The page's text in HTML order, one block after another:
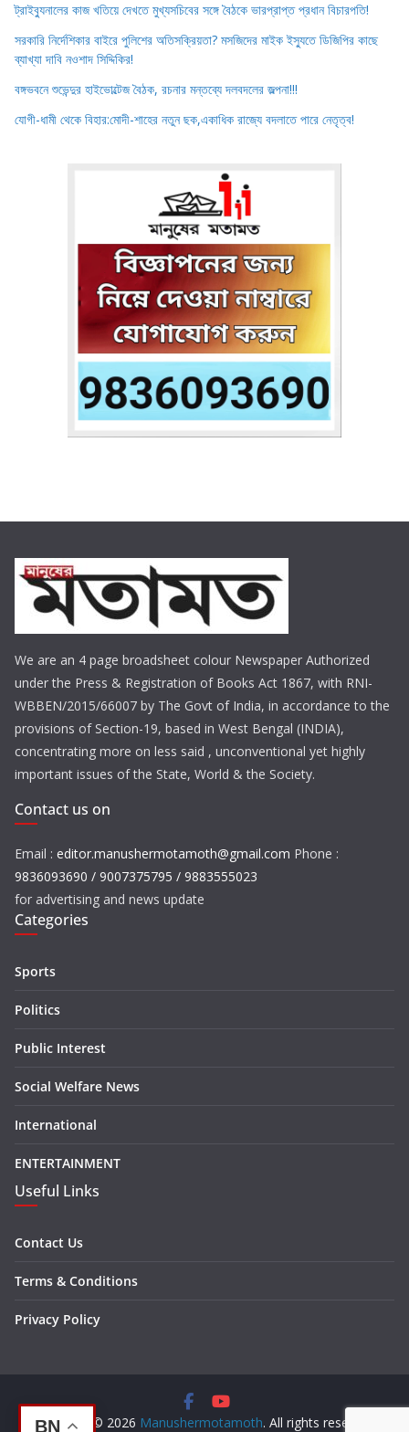
ট্রাইব্যুনালের কাজ খতিয়ে দেখতে মুখ্যসচিবের সঙ্গে বৈঠকে ভারপ্রাপ্ত প্রধান বিচারপতি!
সরকারি নির্দেশিকার বাইরে পুলিশের অতিসক্রিয়তা? মসজিদের মাইক ইস্যুতে ডিজিপির কাছে
ব্যাখ্যা দাবি নওশাদ সিদ্দিকির!
বঙ্গভবনে শুভেন্দুর হাইভোল্টেজ বৈঠক, রচনার মন্তব্যে দলবদলের জল্পনা!!!
যোগী-ধামী থেকে বিহার:মোদী-শাহের নতুন ছক,একাধিক রাজ্যে বদলাতে পারে নেতৃত্ব!
We are an 4 page broadsheet colour Newspaper Authorized
under the Press & Registration of Books Act 1867, with RNI-
WBBEN/2015/66007 by The Govt of India, in accordance to the
provisions of Section-19, based in West Bengal (INDIA),
concentrating more on less said , unconventional yet highly
important issues of the State, World & the Society.
Contact us on
Email : editor.manushermotamoth@gmail.com Phone :
9836093690 / 9007375795 / 9883555023
for advertising and news update
Categories
Sports
Politics
Public Interest
Social Welfare News
International
ENTERTAINMENT
Useful Links
Contact Us
Terms & Conditions
Privacy Policy
Copyright © 2026 Manushermotamoth. All rights reserved.
BN